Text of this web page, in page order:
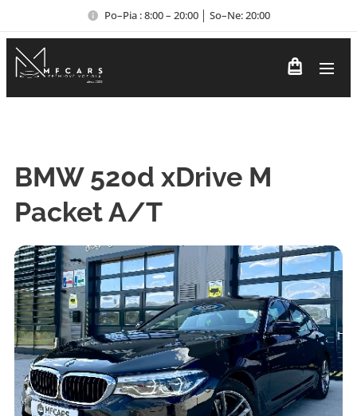
Po–Pia : 8:00 – 20:00 │ So–Ne: 20:00
BMW 520d xDrive M
Packet A/T